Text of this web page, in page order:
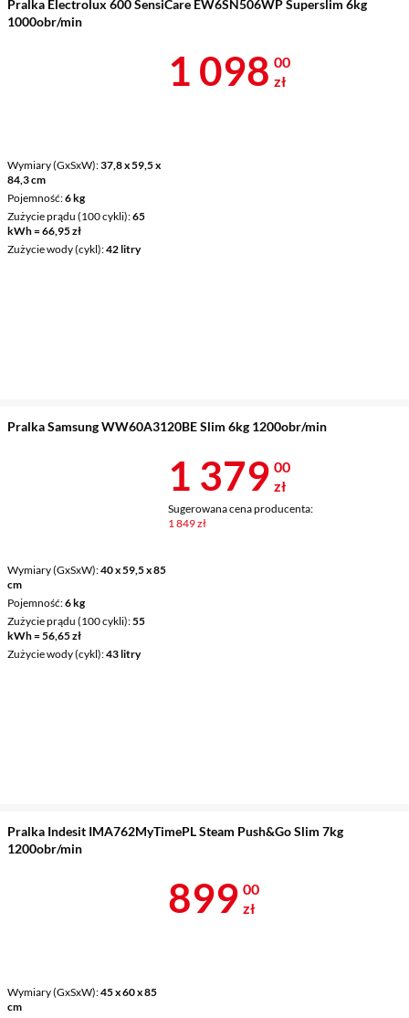
Pralka Electrolux 600 SensiCare EW6SN506WP Superslim 6kg
1000obr/min
Wymiary (GxSxW) 37,8 x 59,5 x
84,3 cm
Pojemność 6 kg
Zużycie prądu (100 cykli) 65
kWh = 66,95 zł
Zużycie wody (cykl) 42 litry
Cena 1 098 zł
1 098 00
zł
Pralka Samsung WW60A3120BE Slim 6kg 1200obr/min
Wymiary (GxSxW) 40 x 59,5 x 85
cm
Pojemność 6 kg
Zużycie prądu (100 cykli) 55
kWh = 56,65 zł
Zużycie wody (cykl) 43 litry
Cena 1 379 zł
1 379 00
zł
Sugerowana cena producenta:
1 849 zł
Pralka Indesit IMA762MyTimePL Steam Push&Go Slim 7kg
1200obr/min
Wymiary (GxSxW) 45 x 60 x 85
cm
Cena 899 zł
899 00
zł